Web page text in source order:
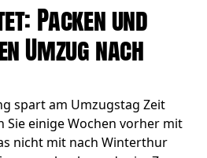
Packen und
Umzug nach
spart am Umzugstag Zeit
Sie einige Wochen vorher mit
nicht mit nach Winterthur